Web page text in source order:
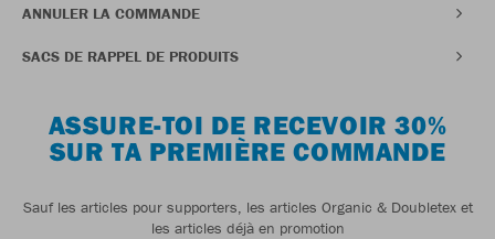
ANNULER LA COMMANDE
SACS DE RAPPEL DE PRODUITS
ASSURE-TOI DE RECEVOIR 30%
SUR TA PREMIÈRE COMMANDE
Sauf les articles pour supporters, les articles Organic & Doubletex et
les articles déjà en promotion